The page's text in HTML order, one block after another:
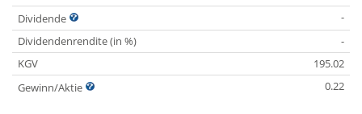
Dividende
-
Dividendenrendite (in %)
-
KGV
195.02
Gewinn/Aktie
0.22